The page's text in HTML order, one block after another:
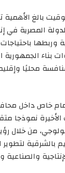
بالغ الأهمية
المصرية في
وربطها
بناء الجمهورية
محليًا
خاص داخل
نموذجا
من خلال
بالشرقية
والصناعية